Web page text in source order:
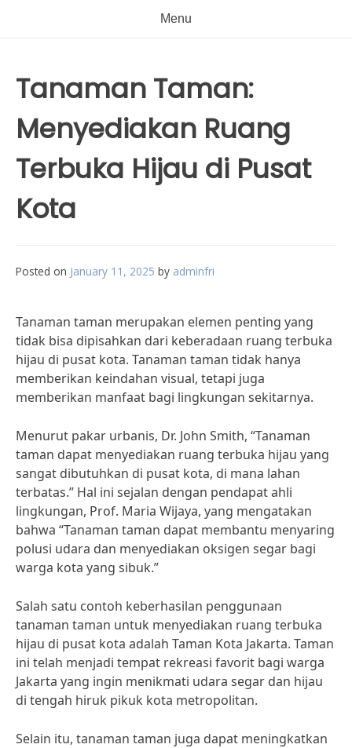
Menu
Tanaman Taman:
Menyediakan Ruang
Terbuka Hijau di Pusat
Kota
Posted on January 11, 2025 by adminfri
Tanaman taman merupakan elemen penting yang
tidak bisa dipisahkan dari keberadaan ruang terbuka
hijau di pusat kota. Tanaman taman tidak hanya
memberikan keindahan visual, tetapi juga
memberikan manfaat bagi lingkungan sekitarnya.
Menurut pakar urbanis, Dr. John Smith, “Tanaman
taman dapat menyediakan ruang terbuka hijau yang
sangat dibutuhkan di pusat kota, di mana lahan
terbatas.” Hal ini sejalan dengan pendapat ahli
lingkungan, Prof. Maria Wijaya, yang mengatakan
bahwa “Tanaman taman dapat membantu menyaring
polusi udara dan menyediakan oksigen segar bagi
warga kota yang sibuk.”
Salah satu contoh keberhasilan penggunaan
tanaman taman untuk menyediakan ruang terbuka
hijau di pusat kota adalah Taman Kota Jakarta. Taman
ini telah menjadi tempat rekreasi favorit bagi warga
Jakarta yang ingin menikmati udara segar dan hijau
di tengah hiruk pikuk kota metropolitan.
Selain itu, tanaman taman juga dapat meningkatkan